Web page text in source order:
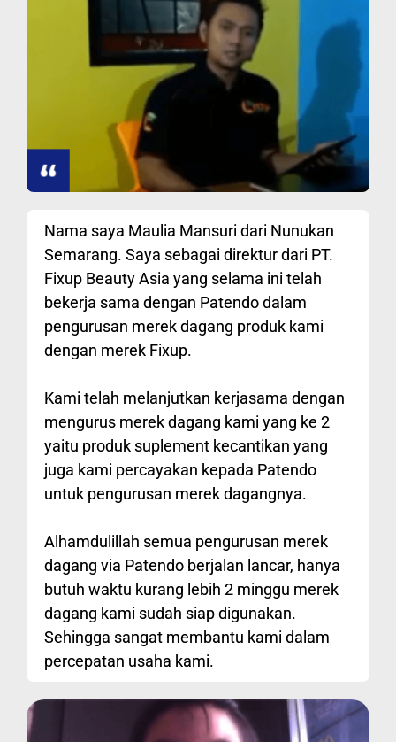
Nama saya Maulia Mansuri dari Nunukan
Semarang. Saya sebagai direktur dari PT.
Fixup Beauty Asia yang selama ini telah
bekerja sama dengan Patendo dalam
pengurusan merek dagang produk kami
dengan merek Fixup.
Kami telah melanjutkan kerjasama dengan
mengurus merek dagang kami yang ke 2
yaitu produk suplement kecantikan yang
juga kami percayakan kepada Patendo
untuk pengurusan merek dagangnya.
Alhamdulillah semua pengurusan merek
dagang via Patendo berjalan lancar, hanya
butuh waktu kurang lebih 2 minggu merek
dagang kami sudah siap digunakan.
Sehingga sangat membantu kami dalam
percepatan usaha kami.